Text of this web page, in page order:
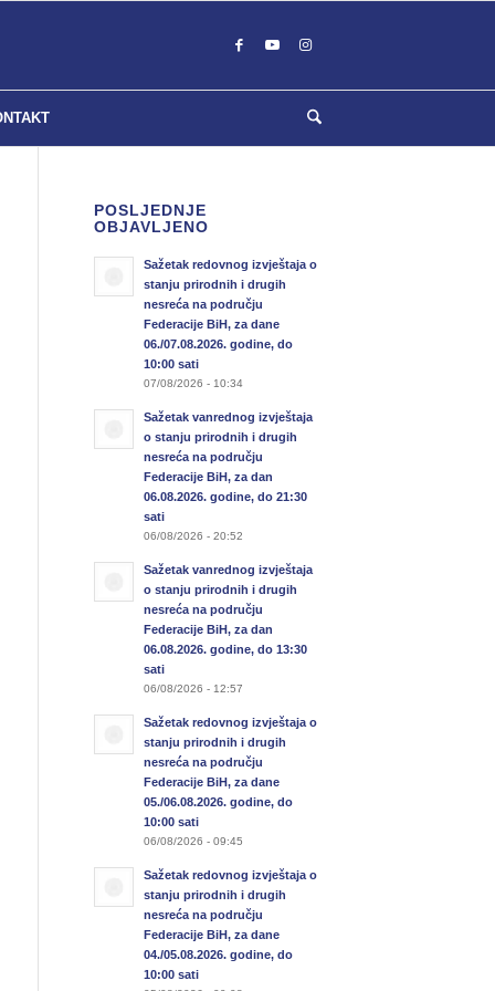
POSLJEDNJE
OBJAVLJENO
Sažetak redovnog izvještaja o
stanju prirodnih i drugih
nesreća na području
Federacije BiH, za dane
06./07.08.2026. godine, do
10:00 sati
07/08/2026 - 10:34
Sažetak vanrednog izvještaja
o stanju prirodnih i drugih
nesreća na području
Federacije BiH, za dan
06.08.2026. godine, do 21:30
sati
06/08/2026 - 20:52
Sažetak vanrednog izvještaja
o stanju prirodnih i drugih
nesreća na području
Federacije BiH, za dan
06.08.2026. godine, do 13:30
sati
06/08/2026 - 12:57
Sažetak redovnog izvještaja o
stanju prirodnih i drugih
nesreća na području
Federacije BiH, za dane
05./06.08.2026. godine, do
10:00 sati
06/08/2026 - 09:45
Sažetak redovnog izvještaja o
stanju prirodnih i drugih
nesreća na području
Federacije BiH, za dane
04./05.08.2026. godine, do
10:00 sati